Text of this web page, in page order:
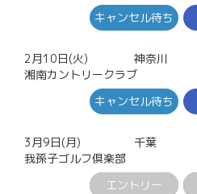
キャンセル待ち
2月10日(火)
神奈川
湘南カントリークラブ
キャンセル待ち
3月9日(月)
千葉
我孫子ゴルフ倶楽部
エントリー